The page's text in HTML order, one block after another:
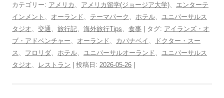
カテゴリー: アメリカ アメリカ留学(ジョージア大学)
エンターテ
インメント
オーランド テーマパーク ホテル
ユニバーサルス
タジオ
交通 旅行記 海外旅行Tips 食事 | タグ: アイランズ・オ
ブ・アドベンチャー
オーランド カバナベイ
ドクター・スー
ス
フロリダ ホテル ユニバーサルオーランド
ユニバーサルス
タジオ
レストラン | 投稿日: 2026-05-26